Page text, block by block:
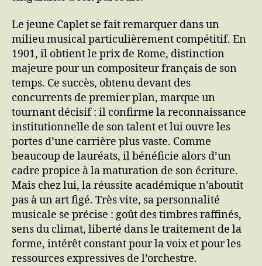
Le jeune Caplet se fait remarquer dans un
milieu musical particulièrement compétitif. En
1901, il obtient le prix de Rome, distinction
majeure pour un compositeur français de son
temps. Ce succès, obtenu devant des
concurrents de premier plan, marque un
tournant décisif : il confirme la reconnaissance
institutionnelle de son talent et lui ouvre les
portes d’une carrière plus vaste. Comme
beaucoup de lauréats, il bénéficie alors d’un
cadre propice à la maturation de son écriture.
Mais chez lui, la réussite académique n’aboutit
pas à un art figé. Très vite, sa personnalité
musicale se précise : goût des timbres raffinés,
sens du climat, liberté dans le traitement de la
forme, intérêt constant pour la voix et pour les
ressources expressives de l’orchestre.